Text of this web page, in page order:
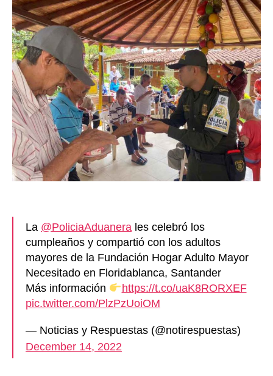
La @PoliciaAduanera les celebró los
cumpleaños y compartió con los adultos
mayores de la Fundación Hogar Adulto Mayor
Necesitado en Floridablanca, Santander
Más información
https://t.co/uaK8RORXEF
pic.twitter.com/PlzPzUoiOM
— Noticias y Respuestas (@notirespuestas)
December 14, 2022